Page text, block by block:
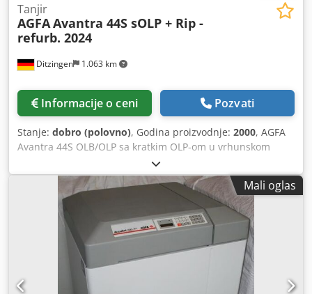
Ditzingen 1.063 km
Tanjir
AGFAAvantra 44S sOLP + Rip -
refurb. 2024
Informacije o ceni Pozvati
Stanje: dobro (polovno), Godina proizvodnje: 2000, AGFA
Avantra 44S OLB/OLP sa kratkim OLP-om u vrhunskom
stanju i Harlequin RIP-om Rezolucije: 1200, 1800, 2400 i
3600 dpi - uvek servisiran od strane Agfa Sistem je
instaliran 2000. Codpfxoc N Ahxs Amueha - Avantra 44 sa
3600 tpi - AgfaLine 44 - kratak online developer - Harlequin
Rip - Techkon Film Densitometer. Avantra je bila sa
ugovorom o servisiranju - rado ćemo vam poslati više
informacija i slika. Renovirano 2024.
Mali oglas